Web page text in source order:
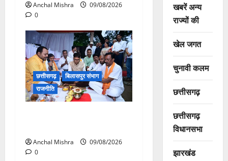
Anchal Mishra
09/08/2026
0
छत्तीसगढ़
बिलासपुर संभाग
राजनीति
Anchal Mishra
09/08/2026
0
खबरें अन्य
राज्यों की
खेल जगत
चुनावी कलम
छत्तीसगढ़
छत्तीसगढ़
विधानसभा
झारखंड